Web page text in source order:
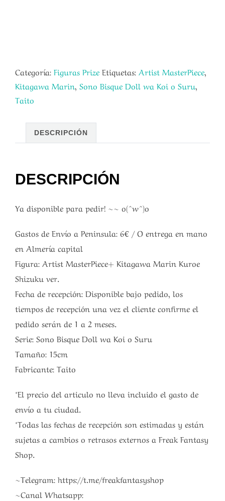
Categoría: Figuras Prize Etiquetas: Artist MasterPiece,
Kitagawa Marin, Sono Bisque Doll wa Koi o Suru,
Taito
DESCRIPCIÓN
DESCRIPCIÓN
Ya disponible para pedir! ~~ o(^w^)o
Gastos de Envío a Peninsula: 6€ / O entrega en mano
en Almería capital
Figura: Artist MasterPiece+ Kitagawa Marin Kuroe
Shizuku ver.
Fecha de recepción: Disponible bajo pedido, los
tiempos de recepción una vez el cliente confirme el
pedido serán de 1 a 2 meses.
Serie: Sono Bisque Doll wa Koi o Suru
Tamaño: 15cm
Fabricante: Taito
*El precio del articulo no lleva incluido el gasto de
envío a tu ciudad.
*Todas las fechas de recepción son estimadas y están
sujetas a cambios o retrasos externos a Freak Fantasy
Shop.
~Telegram: https://t.me/freakfantasyshop
~Canal Whatsapp: